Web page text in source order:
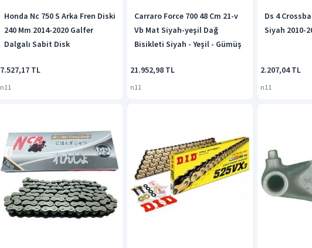
Honda Nc 750 S Arka Fren Diski
240 Mm 2014-2020 Galfer
Dalgalı Sabit Disk
7.527,17 TL
n11
Carraro Force 700 48 Cm 21-v
Vb Mat Siyah-yeşil Dağ
Bisikleti Siyah - Yeşil - Gümüş
21.952,98 TL
n11
Ds 4
Siyah 2010-
2.207,04 TL
n11